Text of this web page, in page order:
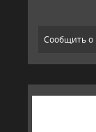
Сообщить о